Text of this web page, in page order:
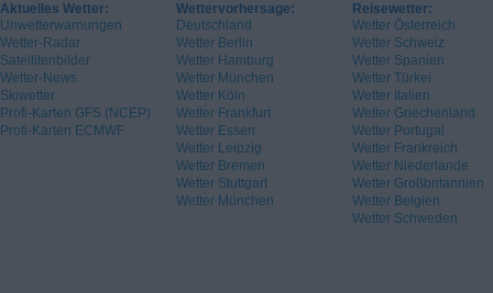
Aktuelles Wetter:
Unwetterwarnungen
Wetter-Radar
Satellitenbilder
Wetter-News
Skiwetter
Profi-Karten GFS (NCEP)
Profi-Karten ECMWF
Wettervorhersage:
Deutschland
Wetter Berlin
Wetter Hamburg
Wetter München
Wetter Köln
Wetter Frankfurt
Wetter Essen
Wetter Leipzig
Wetter Bremen
Wetter Stuttgart
Wetter München
Reisewetter:
Wetter Österreich
Wetter Schweiz
Wetter Spanien
Wetter Türkei
Wetter Italien
Wetter Griechenland
Wetter Portugal
Wetter Frankreich
Wetter Niederlande
Wetter Großbritannien
Wetter Belgien
Wetter Schweden